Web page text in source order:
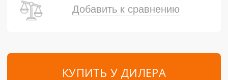
КУПИТЬ У ДИЛЕРА
Добавить к сравнению